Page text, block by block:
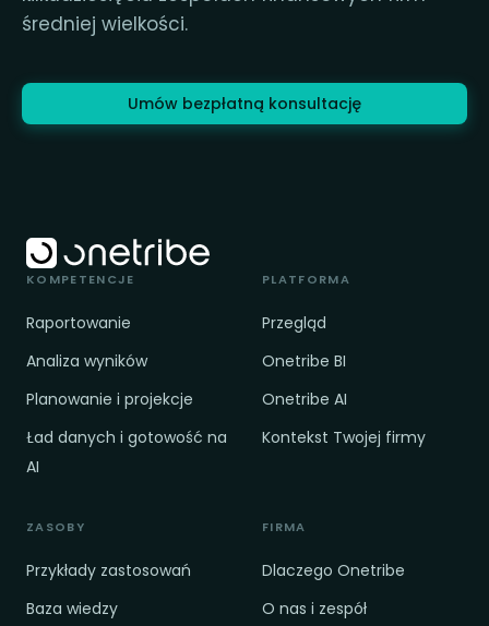
średniej wielkości.
Umów bezpłatną konsultację
KOMPETENCJE
Raportowanie
Analiza wyników
Planowanie i projekcje
Ład danych i gotowość na
AI
PLATFORMA
Przegląd
Onetribe BI
Onetribe AI
Kontekst Twojej firmy
ZASOBY
Przykłady zastosowań
Baza wiedzy
FIRMA
Dlaczego Onetribe
O nas i zespół